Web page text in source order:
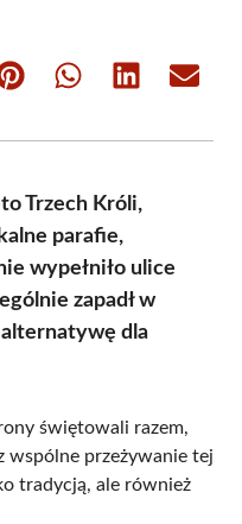
Share Share Share Share
Trzech Króli,
parafie,
wypełniło ulice
zapadł w
dla
świętowali razem,
wspólne przeżywanie tej
tradycją, ale również